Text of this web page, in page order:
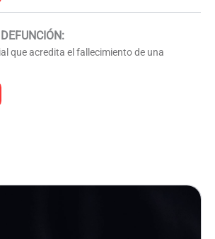
:
que acredita el fallecimiento de una